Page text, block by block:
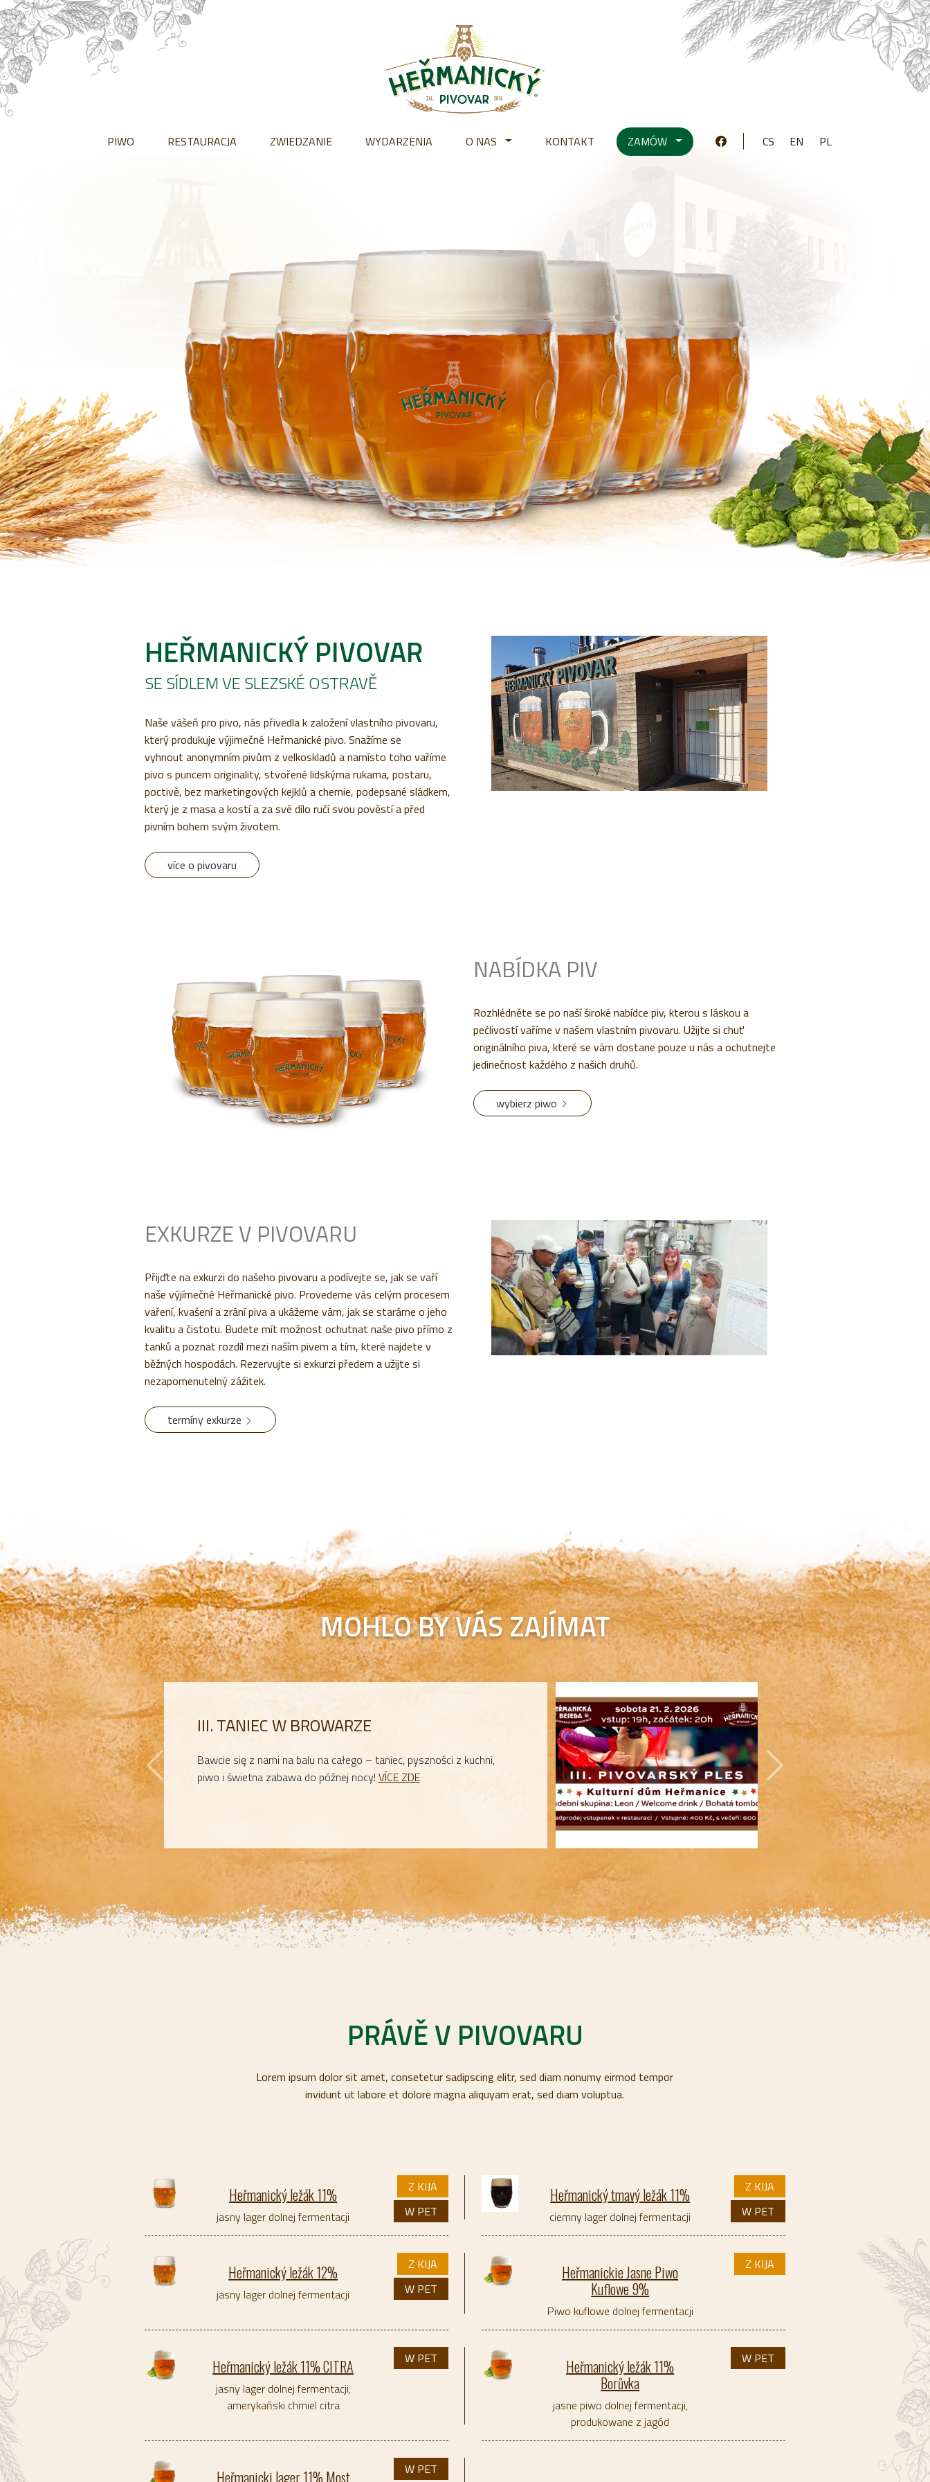
PIWO RESTAURACJA ZWIEDZANIE WYDARZENIA O NAS KONTAKT ZAMÓW CS EN PL
HEŘMANICKÝ PIVOVAR
SE SÍDLEM VE SLEZSKÉ OSTRAVĚ
Naše vášeň pro pivo, nás přivedla k založení vlastního pivovaru,
který produkuje výjimečné Heřmanické pivo. Snažíme se
vyhnout anonymním pivům z velkoskladů a namísto toho vaříme
pivo s puncem originality, stvořené lidskýma rukama, postaru,
poctivě, bez marketingových kejklů a chemie, podepsané sládkem,
který je z masa a kostí a za své dílo ručí svou pověstí a před
pivním bohem svým životem.
více o pivovaru
NABÍDKA PIV
Rozhlédněte se po naší široké nabídce piv, kterou s láskou a
pečlivostí vaříme v našem vlastním pivovaru. Užijte si chuť
originálního piva, které se vám dostane pouze u nás a ochutnejte
jedinečnost každého z našich druhů.
wybierz piwo
EXKURZE V PIVOVARU
Přijďte na exkurzi do našeho pivovaru a podívejte se, jak se vaří
naše výjímečné Heřmanické pivo. Provedeme vás celým procesem
vaření, kvašení a zrání piva a ukážeme vám, jak se staráme o jeho
kvalitu a čistotu. Budete mít možnost ochutnat naše pivo přímo z
tanků a poznat rozdíl mezi naším pivem a tím, které najdete v
běžných hospodách. Rezervujte si exkurzi předem a užijte si
nezapomenutelný zážitek.
termíny exkurze
MOHLO BY VÁS ZAJÍMAT
Předchozí Další
PRÁVĚ V PIVOVARU
Lorem ipsum dolor sit amet, consetetur sadipscing elitr, sed diam nonumy eirmod tempor
invidunt ut labore et dolore magna aliquyam erat, sed diam voluptua.
Heřmanický ležák 11%
jasny lager dolnej fermentacji
Z KIJA
W PET
Heřmanický tmavý ležák 11%
ciemny lager dolnej fermentacji
Z KIJA
W PET
Heřmanický ležák 12%
jasny lager dolnej fermentacji
Z KIJA
W PET
Heřmanickie Jasne Piwo
Kuflowe 9%
Piwo kuflowe dolnej fermentacji
Z KIJA
Heřmanický ležák 11% CITRA
jasny lager dolnej fermentacji,
amerykański chmiel citra
W PET
Heřmanický ležák 11%
Borůvka
jasne piwo dolnej fermentacji,
produkowane z jagód
W PET
Heřmanicki lager 11% Most W PET